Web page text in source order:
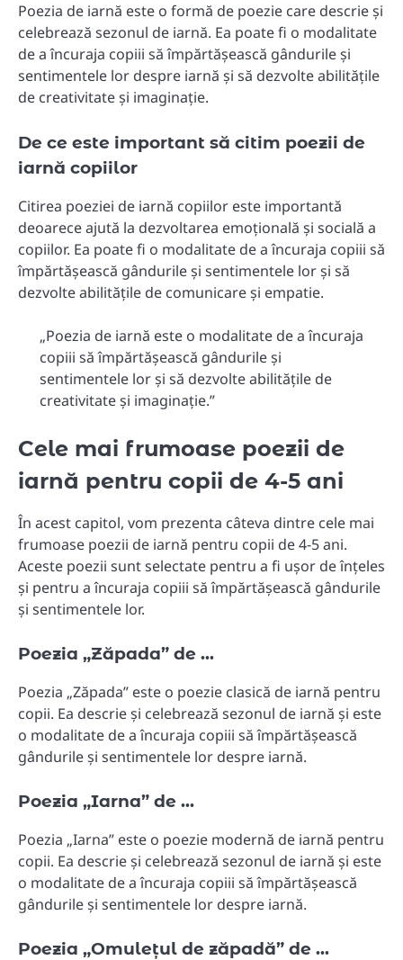
Poezia de iarnă este o formă de poezie care descrie și
celebrează sezonul de iarnă. Ea poate fi o modalitate
de a încuraja copiii să împărtășească gândurile și
sentimentele lor despre iarnă și să dezvolte abilitățile
de creativitate și imaginație.
De ce este important să citim poezii de
iarnă copiilor
Citirea poeziei de iarnă copiilor este importantă
deoarece ajută la dezvoltarea emoțională și socială a
copiilor. Ea poate fi o modalitate de a încuraja copiii să
împărtășească gândurile și sentimentele lor și să
dezvolte abilitățile de comunicare și empatie.
„Poezia de iarnă este o modalitate de a încuraja
copiii să împărtășească gândurile și
sentimentele lor și să dezvolte abilitățile de
creativitate și imaginație.”
Cele mai frumoase poezii de
iarnă pentru copii de 4-5 ani
În acest capitol, vom prezenta câteva dintre cele mai
frumoase poezii de iarnă pentru copii de 4-5 ani.
Aceste poezii sunt selectate pentru a fi ușor de înțeles
și pentru a încuraja copiii să împărtășească gândurile
și sentimentele lor.
Poezia „Zăpada” de …
Poezia „Zăpada” este o poezie clasică de iarnă pentru
copii. Ea descrie și celebrează sezonul de iarnă și este
o modalitate de a încuraja copiii să împărtășească
gândurile și sentimentele lor despre iarnă.
Poezia „Iarna” de …
Poezia „Iarna” este o poezie modernă de iarnă pentru
copii. Ea descrie și celebrează sezonul de iarnă și este
o modalitate de a încuraja copiii să împărtășească
gândurile și sentimentele lor despre iarnă.
Poezia „Omulețul de zăpadă” de …